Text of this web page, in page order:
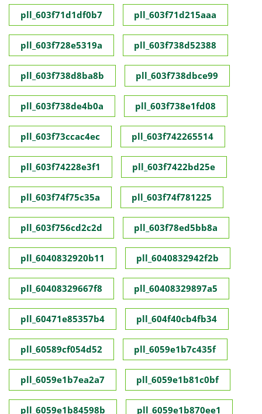
pll_603f71d1df0b7 pll_603f71d215aaa
pll_603f728e5319a pll_603f738d52388
pll_603f738d8ba8b pll_603f738dbce99
pll_603f738de4b0a pll_603f738e1fd08
pll_603f73ccac4ec pll_603f742265514
pll_603f74228e3f1 pll_603f7422bd25e
pll_603f74f75c35a pll_603f74f781225
pll_603f756cd2c2d pll_603f78ed5bb8a
pll_6040832920b11 pll_6040832942f2b
pll_60408329667f8 pll_60408329897a5
pll_60471e85357b4 pll_604f40cb4fb34
pll_60589cf054d52 pll_6059e1b7c435f
pll_6059e1b7ea2a7 pll_6059e1b81c0bf
pll_6059e1b84598b pll_6059e1b870ee1